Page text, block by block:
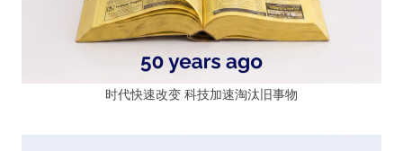
时代快速改变 科技加速淘汰旧事物